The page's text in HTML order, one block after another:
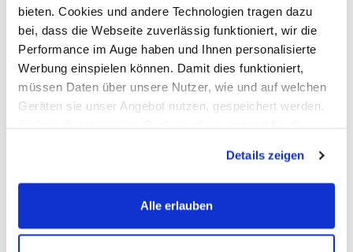
bieten. Cookies und andere Technologien tragen dazu
bei, dass die Webseite zuverlässig funktioniert, wir die
Performance im Auge haben und Ihnen personalisierte
Werbung einspielen können. Damit dies funktioniert,
müssen Daten über unsere Nutzer, wie und auf welchen
Geräten sie unser Angebot nutzen, gespeichert werden.
werden, werden bei der Nutzung der Webseite auf jeden
Fall gesetzt. Cookies von Drittanbietern für Analyse- oder
Trackingzwecke werden nur dann aktiviert, wenn Sie das
erlauben" bzw. "Alle erlauben" klicken. Mehr dazu
Details zeigen
Alle erlauben
Größe:
XS S M L XL XXL
Anzahl:
In den Warenkorb